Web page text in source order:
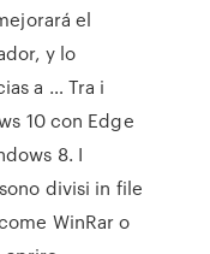
el
y lo
a … Tra i
10 con Edge
8. I
divisi in file
WinRar o